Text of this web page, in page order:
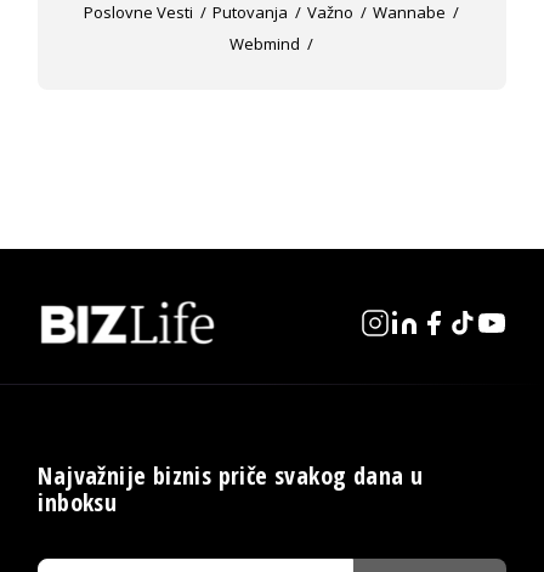
Poslovne Vesti
Putovanja Važno
Wannabe
Webmind
Najvažnije biznis priče svakog dana u
inboksu